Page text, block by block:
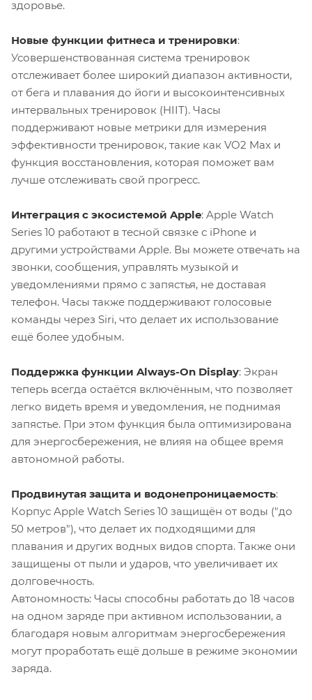
здоровье.
Новые функции фитнеса и тренировки:
Усовершенствованная система тренировок
отслеживает более широкий диапазон активности,
от бега и плавания до йоги и высокоинтенсивных
интервальных тренировок (HIIT). Часы
поддерживают новые метрики для измерения
эффективности тренировок, такие как VO2 Max и
функция восстановления, которая поможет вам
лучше отслеживать свой прогресс.
Интеграция с экосистемой Apple: Apple Watch
Series 10 работают в тесной связке с iPhone и
другими устройствами Apple. Вы можете отвечать на
звонки, сообщения, управлять музыкой и
уведомлениями прямо с запястья, не доставая
телефон. Часы также поддерживают голосовые
команды через Siri, что делает их использование
ещё более удобным.
Поддержка функции Always-On Display: Экран
теперь всегда остаётся включённым, что позволяет
легко видеть время и уведомления, не поднимая
запястье. При этом функция была оптимизирована
для энергосбережения, не влияя на общее время
автономной работы.
Продвинутая защита и водонепроницаемость:
Корпус Apple Watch Series 10 защищён от воды ("до
50 метров"), что делает их подходящими для
плавания и других водных видов спорта. Также они
защищены от пыли и ударов, что увеличивает их
долговечность.
Автономность: Часы способны работать до 18 часов
на одном заряде при активном использовании, а
благодаря новым алгоритмам энергосбережения
могут проработать ещё дольше в режиме экономии
заряда.